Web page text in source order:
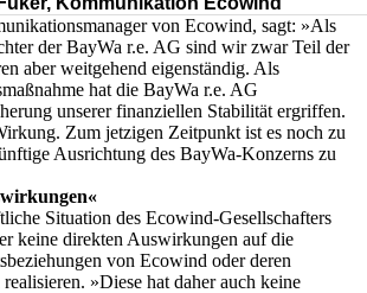
von Ecowind, sagt: »Als
der BayWa r.e. AG sind wir zwar Teil der
aber weitgehend eigenständig. Als
hat die BayWa r.e. AG
unserer finanziellen Stabilität ergriffen.
Zum jetzigen Zeitpunkt ist es noch zu
Ausrichtung des BayWa-Konzerns zu
Situation des Ecowind-Gesellschafters
keine direkten Auswirkungen auf die
von Ecowind oder deren
»Diese hat daher auch keine